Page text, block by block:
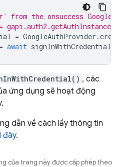
from the onsuccess Google
= GoogleAuthProvider .
= await signInWithCredential
, các
ứng dụng sẽ hoạt động
dẫn về cách lấy thông tin
đây.
của trang này được cấp phép theo